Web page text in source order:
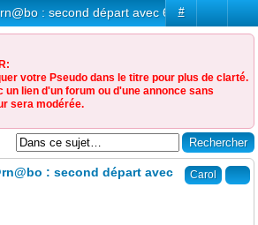
#
: second départ avec 600 L + 200 L
votre Pseudo dans le titre pour plus de clarté.
un lien d'un forum ou d'une annonce sans
sera modérée.
Carol
: second départ avec